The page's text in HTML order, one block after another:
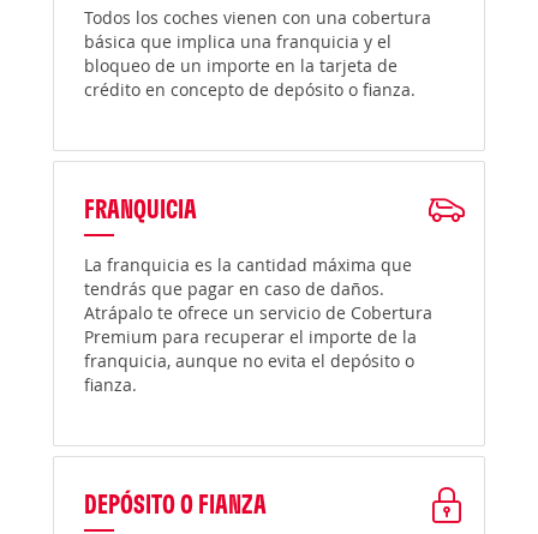
Todos los coches vienen con una cobertura
básica que implica una franquicia y el
bloqueo de un importe en la tarjeta de
crédito en concepto de depósito o fianza.
FRANQUICIA
La franquicia es la cantidad máxima que
tendrás que pagar en caso de daños.
Atrápalo te ofrece un servicio de Cobertura
Premium para recuperar el importe de la
franquicia, aunque no evita el depósito o
fianza.
DEPÓSITO O FIANZA